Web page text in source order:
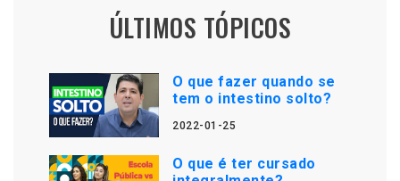
ÚLTIMOS TÓPICOS
O que fazer quando se
tem o intestino solto?
2022-01-25
O que é ter cursado